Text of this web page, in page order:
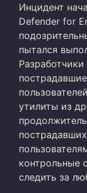
Инцидент
Defender for
пытался
утилиты из
контрольные
следить за